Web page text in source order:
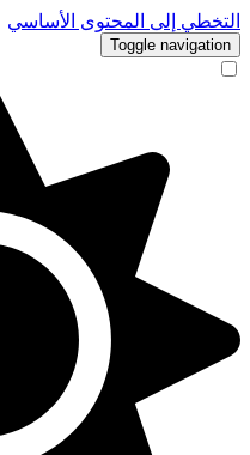
التخطي إلى المحتوى الأساسي
Toggle navigation